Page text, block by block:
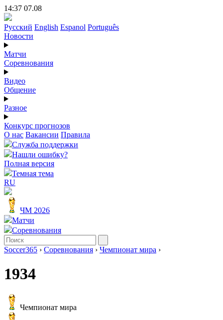
14:37 07.08
Русский English Espanol Português
Новости
Матчи
Соревнования
Видео
Общение
Разное
Конкурс прогнозов
О нас Вакансии Правила
Служба поддержки
Нашли ошибку?
Полная версия
Темная тема
RU
ЧМ 2026
Матчи
Соревнования
Soccer365 › Соревнования › Чемпионат мира ›
1934
Чемпионат мира